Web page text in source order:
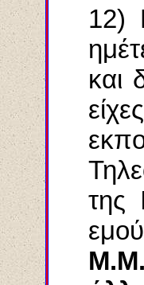
12)
και
της